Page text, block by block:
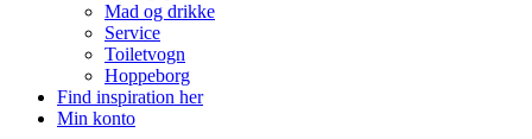
Mad og drikke
Service
Toiletvogn
Hoppeborg
Find inspiration her
Min konto